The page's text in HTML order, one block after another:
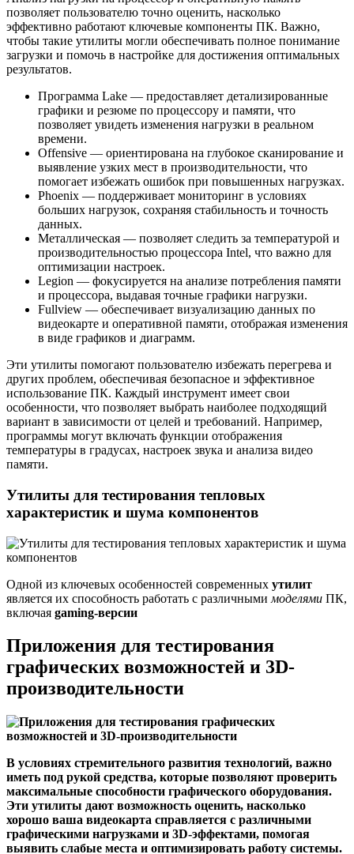
позволяет пользователю точно оценить, насколько
эффективно работают ключевые компоненты ПК. Важно,
чтобы такие утилиты могли обеспечивать полное понимание
загрузки и помочь в настройке для достижения оптимальных
результатов.
Программа Lake — предоставляет детализированные
графики и резюме по процессору и памяти, что
позволяет увидеть изменения нагрузки в реальном
времени.
Offensive — ориентирована на глубокое сканирование и
выявление узких мест в производительности, что
помогает избежать ошибок при повышенных нагрузках.
Phoenix — поддерживает мониторинг в условиях
больших нагрузок, сохраняя стабильность и точность
данных.
Металлическая — позволяет следить за температурой и
производительностью процессора Intel, что важно для
оптимизации настроек.
Legion — фокусируется на анализе потребления памяти
и процессора, выдавая точные графики нагрузки.
Fullview — обеспечивает визуализацию данных по
видеокарте и оперативной памяти, отображая изменения
в виде графиков и диаграмм.
Эти утилиты помогают пользователю избежать перегрева и
других проблем, обеспечивая безопасное и эффективное
использование ПК. Каждый инструмент имеет свои
особенности, что позволяет выбрать наиболее подходящий
вариант в зависимости от целей и требований. Например,
программы могут включать функции отображения
температуры в градусах, настроек звука и анализа видео
памяти.
Утилиты для тестирования тепловых
характеристик и шума компонентов
Одной из ключевых особенностей современных утилит
является их способность работать с различными моделями ПК,
включая gaming-версии
Приложения для тестирования
графических возможностей и 3D-
производительности
В условиях стремительного развития технологий, важно
иметь под рукой средства, которые позволяют проверить
максимальные способности графического оборудования.
Эти утилиты дают возможность оценить, насколько
хорошо ваша видеокарта справляется с различными
графическими нагрузками и 3D-эффектами, помогая
выявить слабые места и оптимизировать работу системы.